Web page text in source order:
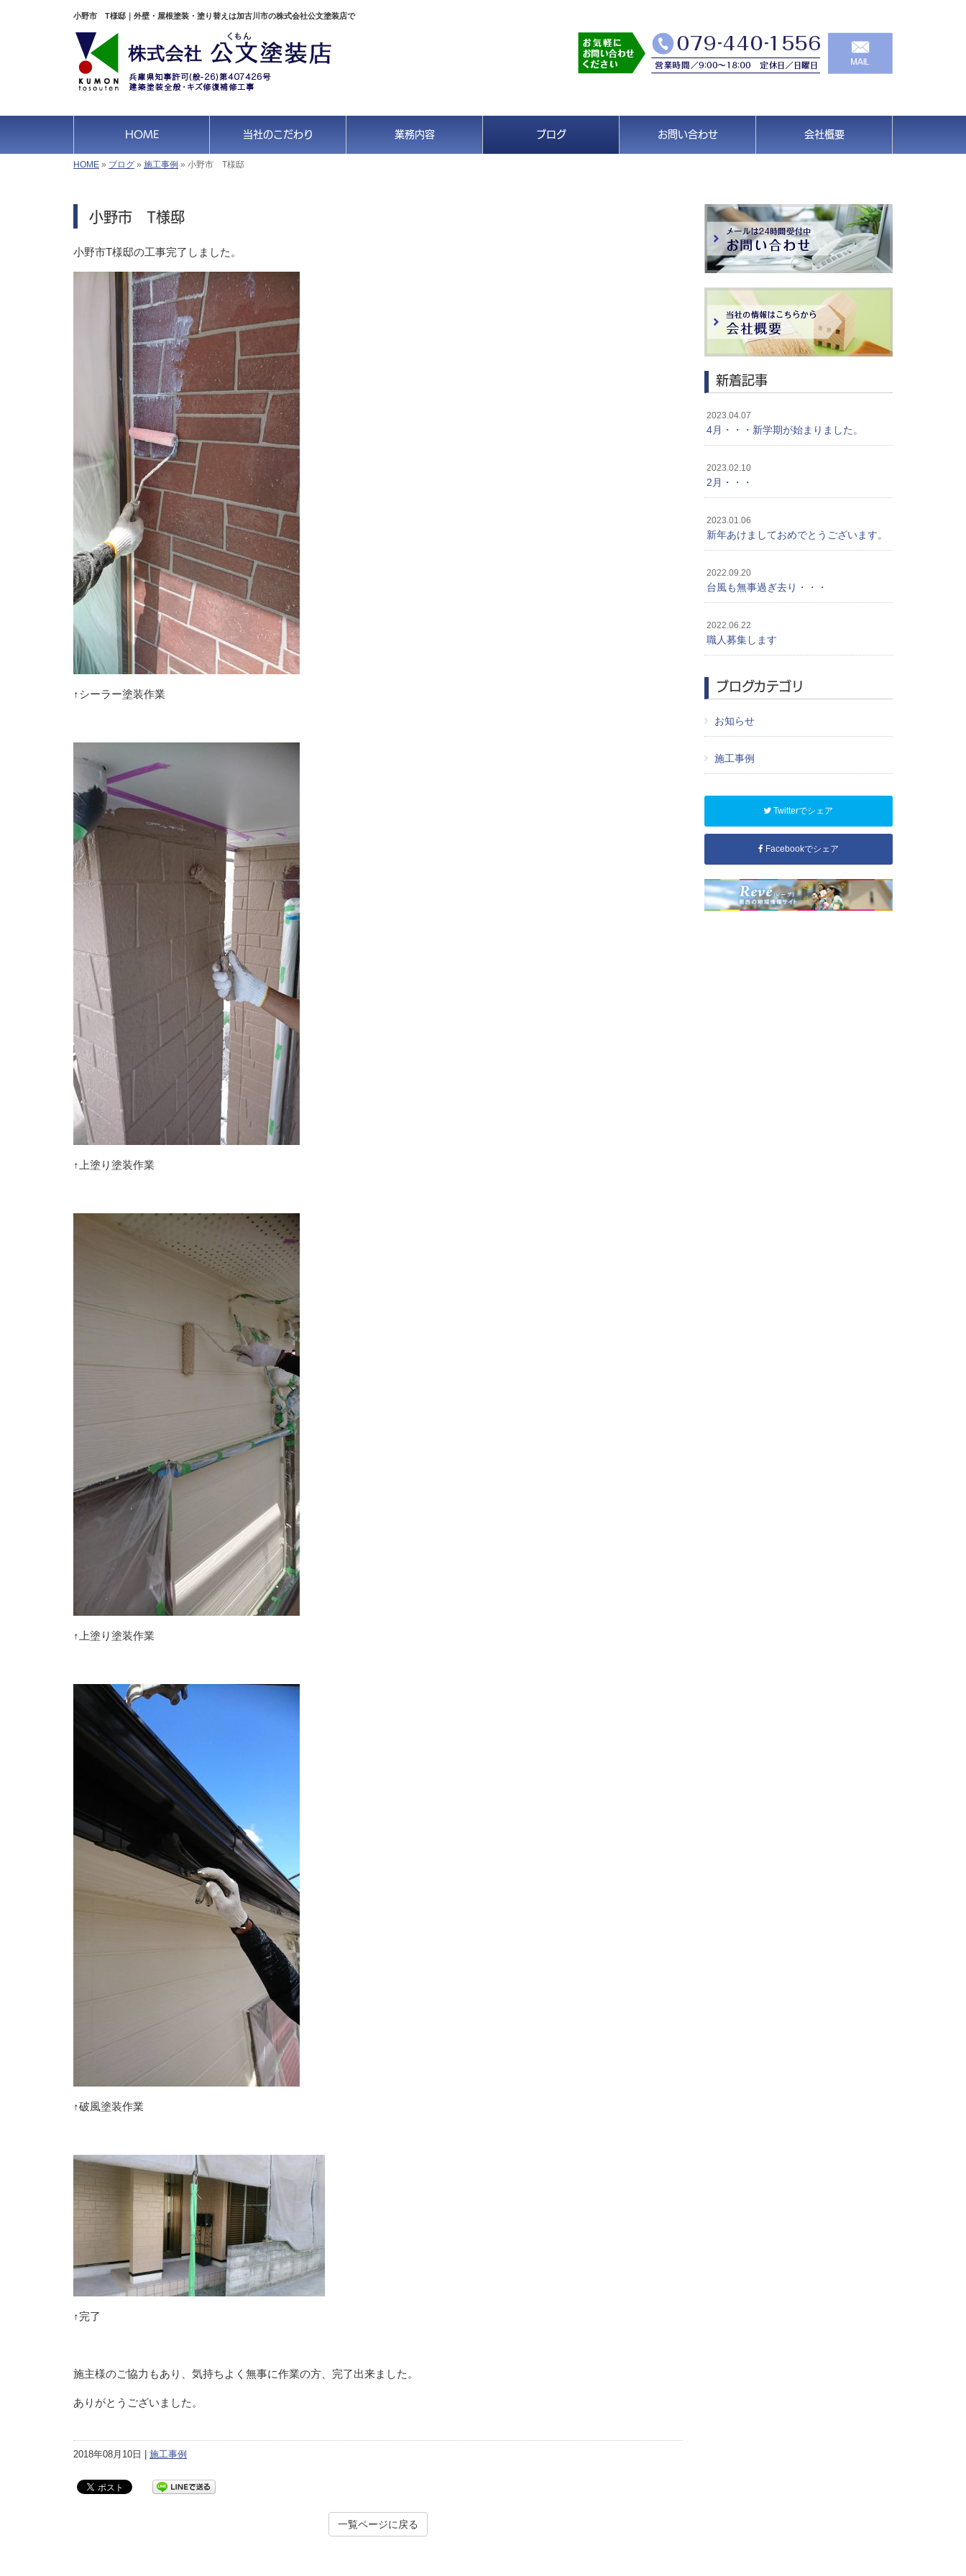
小野市 T様邸｜外壁・屋根塗装・塗り替えは加古川市の株式会社公文塗装店で
HOME 当社のこだわり 業務内容 ブログ お問い合わせ 会社概要
HOME » ブログ » 施工事例 » 小野市 T様邸
小野市 T様邸
小野市T様邸の工事完了しました。
↑シーラー塗装作業
↑上塗り塗装作業
↑上塗り塗装作業
↑破風塗装作業
↑完了
施主様のご協力もあり、気持ちよく無事に作業の方、完了出来ました。
ありがとうございました。
2018年08月10日 | 施工事例
一覧ページに戻る
新着記事
2023.04.07
4月・・・新学期が始まりました。
2023.02.10
2月・・・
2023.01.06
新年あけましておめでとうございます。
2022.09.20
台風も無事過ぎ去り・・・
2022.06.22
職人募集します
ブログカテゴリ
お知らせ
施工事例
Twitterでシェア
Facebookでシェア